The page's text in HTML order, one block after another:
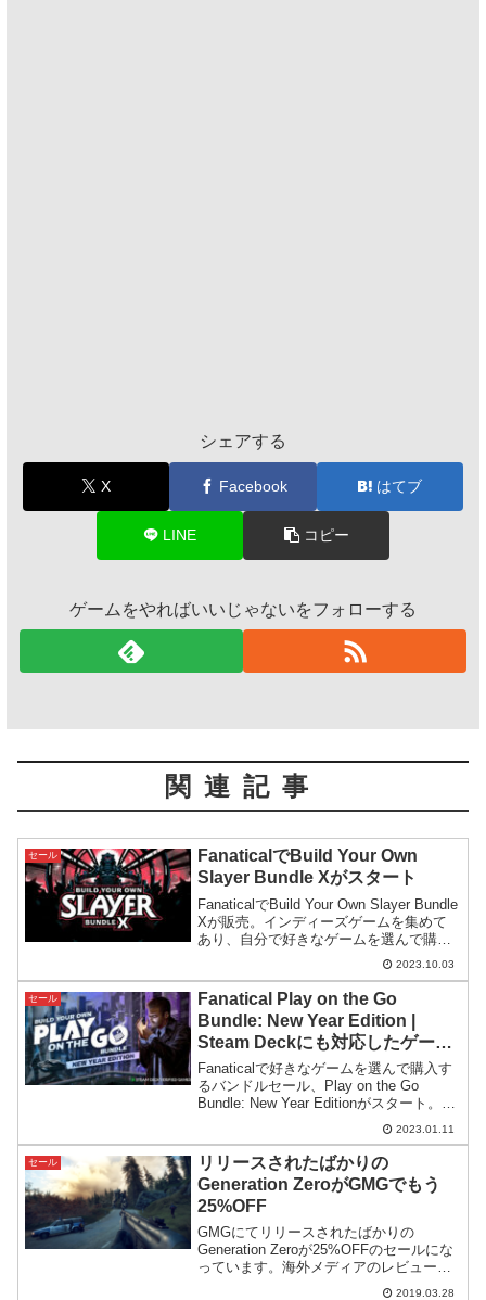
シェアする
X Facebook はてブ
LINE コピー
ゲームをやればいいじゃないをフォローする
関連記事
セール
FanaticalでBuild Your Own
Slayer Bundle Xがスタート
FanaticalでBuild Your Own Slayer Bundle
Xが販売。インディーズゲームを集めて
あり、自分で好きなゲームを選んで購入
するスタイルのバンドルです。今回はそ
こそこ有名なタイトルが入っています。
2023.10.03
セール
Fanatical Play on the Go
Bundle: New Year Edition |
Steam Deckにも対応したゲーム
のバンドル
Fanaticalで好きなゲームを選んで購入す
るバンドルセール、Play on the Go
Bundle: New Year Editionがスタート。
Steam Deckで動作可能なゲームを集めて
2023.01.11
セール
リリースされたばかりの
Generation ZeroがGMGでもう
25%OFF
GMGにてリリースされたばかりの
Generation Zeroが25%OFFのセールにな
っています。海外メディアのレビューを
含めGeneration Zeroのゲーム内容・実態
2019.03.28